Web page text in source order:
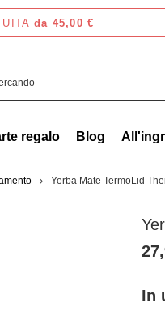
da 45,00 €
regalo Blog
Yerba Mate TermoLid
In